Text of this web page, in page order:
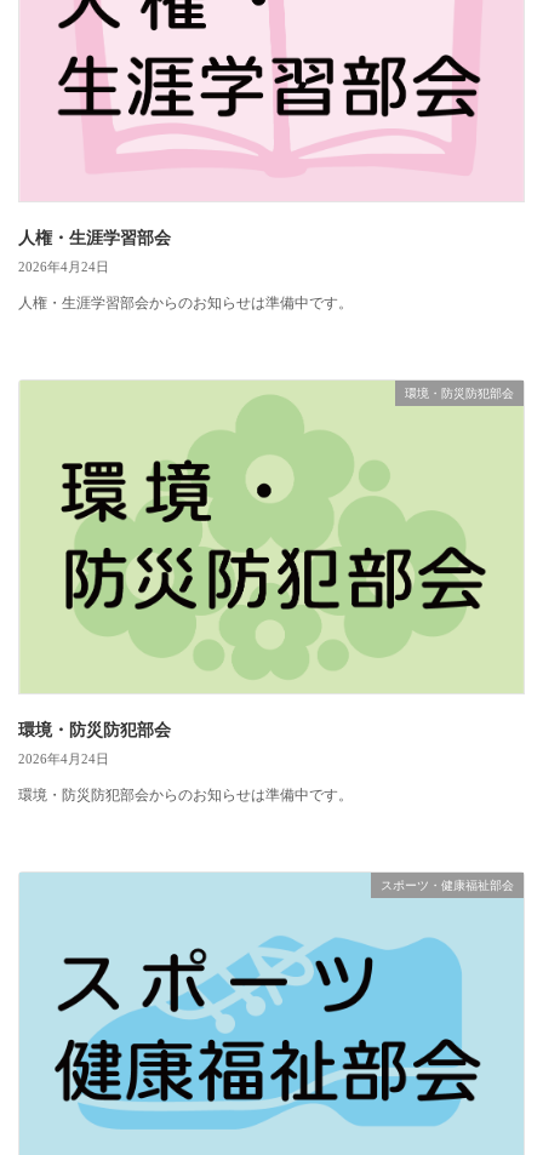
人権・生涯学習部会
2026年4月24日
人権・生涯学習部会からのお知らせは準備中です。
環境・防災防犯部会
環境・防災防犯部会
2026年4月24日
環境・防災防犯部会からのお知らせは準備中です。
スポーツ・健康福祉部会